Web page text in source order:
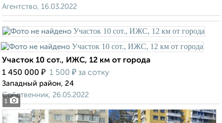
Агентство, 16.03.2022
1
Участок 10 сот., ИЖС, 12 км от города
1 450 000 ₽ 1 500 ₽ за сотку
Западный район, 24
Собственник, 26.05.2022